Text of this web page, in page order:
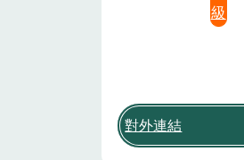
級
對外連結